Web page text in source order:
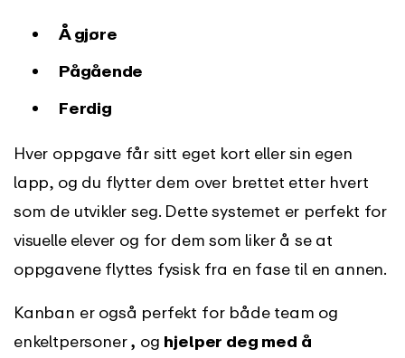
Å gjøre
Pågående
Ferdig
Hver oppgave får sitt eget kort eller sin egen
lapp, og du flytter dem over brettet etter hvert
som de utvikler seg. Dette systemet er perfekt for
visuelle elever og for dem som liker å se at
oppgavene flyttes fysisk fra en fase til en annen.
Kanban er også perfekt for både team og
enkeltpersoner, og hjelper deg med å